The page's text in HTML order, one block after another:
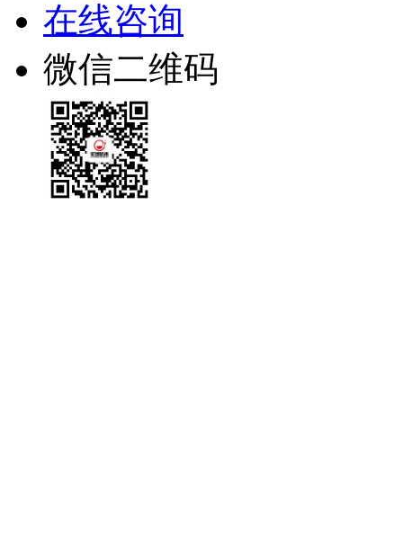
在线咨询
微信二维码